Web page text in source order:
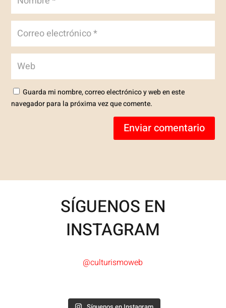
Guarda mi nombre, correo electrónico y web en este
navegador para la próxima vez que comente.
Enviar comentario
SÍGUENOS EN
INSTAGRAM
@culturismoweb